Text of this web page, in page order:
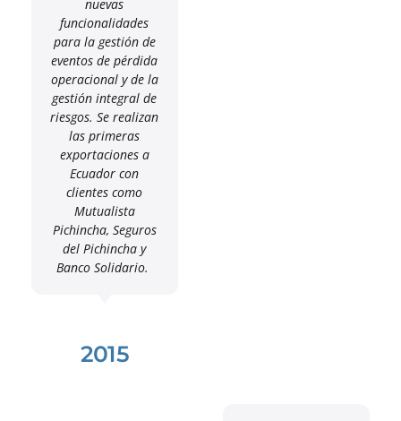
nuevas
funcionalidades
para la gestión de
eventos de pérdida
operacional y de la
gestión integral de
riesgos. Se realizan
las primeras
exportaciones a
Ecuador con
clientes como
Mutualista
Pichincha, Seguros
del Pichincha y
Banco Solidario.
2015